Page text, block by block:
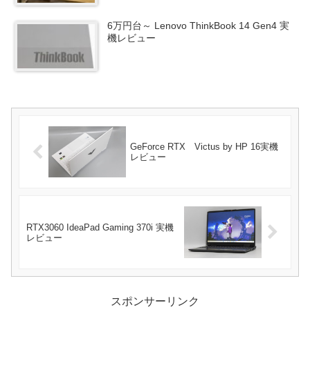
6万円台～ Lenovo ThinkBook 14 Gen4 実
機レビュー
GeForce RTX Victus by HP 16実機
レビュー
RTX3060 IdeaPad Gaming 370i 実機
レビュー
スポンサーリンク